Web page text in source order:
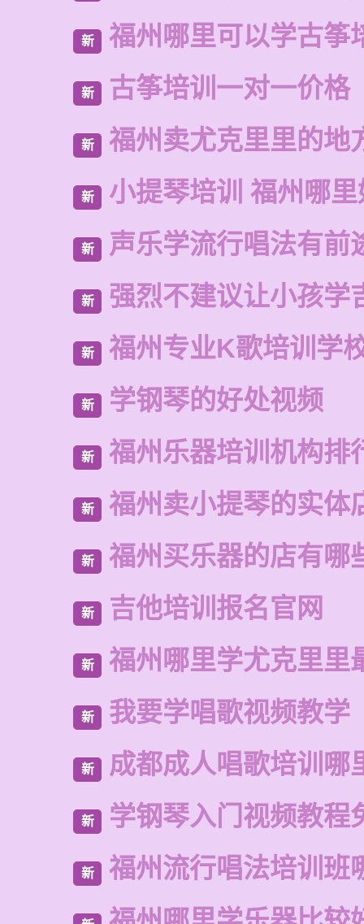
新 福州哪里可以学古筝
新 古筝培训一对一价格
新 福州卖尤克里里的地
新 小提琴培训 福州哪
新 声乐学流行唱法有前
新 强烈不建议让小孩学
新 福州专业K歌培训学
新 学钢琴的好处视频
新 福州乐器培训机构排
新 福州卖小提琴的实体
新 福州买乐器的店有哪
新 吉他培训报名官网
新 福州哪里学尤克里里
新 我要学唱歌视频教学
新 成都成人唱歌培训哪
新 学钢琴入门视频教程
新 福州流行唱法培训班